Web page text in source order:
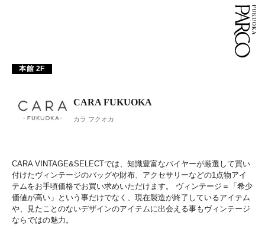
本館 2F
CARA FUKUOKA
カラ フクオカ
CARA VINTAGE&SELECTでは、知識豊富なバイヤーが厳選して買い
付けたヴィンテージのバッグや財布、アクセサリーなどの1点物アイ
テムをお手頃価格でお買い求めいただけます。 ヴィンテージ＝「希少
価値が高い」という事だけでなく、現在製造が終了しているアイテム
や、見たことのないデザインのアイテムに出会える事もヴィンテージ
ならではの魅力。